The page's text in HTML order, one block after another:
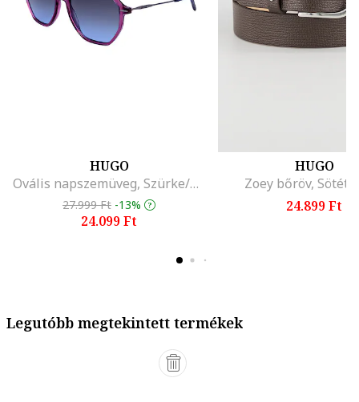
HUGO
Ovális napszemüveg, Szürke/Lila
27.999 Ft -13%
24.099 Ft
HUGO
Zoey bőröv,
24.899 Ft
Legutóbb megtekintett termékek